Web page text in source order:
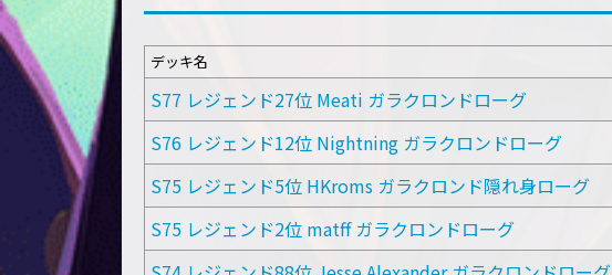
デッキ名
S77 レジェンド27位 Meati ガラクロンドローグ
S76 レジェンド12位 Nightning ガラクロンドローグ
S75 レジェンド5位 HKroms ガラクロンド隠れ身ローグ
S75 レジェンド2位 matff ガラクロンドローグ